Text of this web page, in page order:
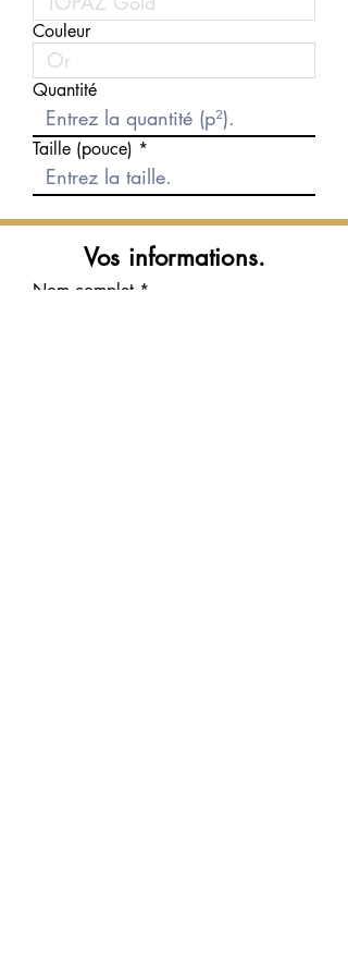
Couleur
Quantité
Taille (pouce)
Vos informations.
Nom complet